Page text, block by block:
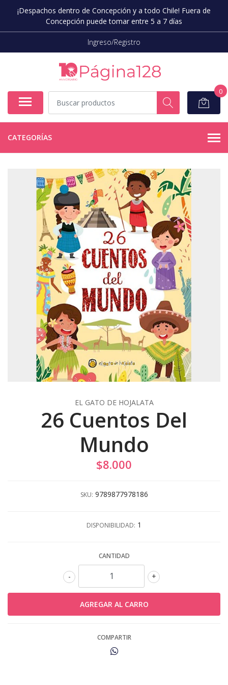
¡Despachos dentro de Concepción y a todo Chile! Fuera de
Concepción puede tomar entre 5 a 7 días
Ingreso/Registro
0
CATEGORÍAS
EL GATO DE HOJALATA
26 Cuentos Del
Mundo
$8.000
SKU: 9789877978186
DISPONIBILIDAD: 1
CANTIDAD
+
-
COMPARTIR